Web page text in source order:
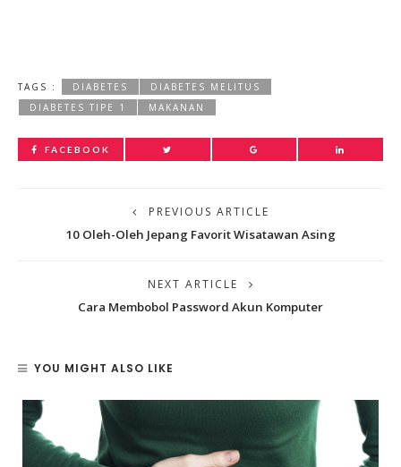
TAGS : DIABETES
DIABETES MELITUS
DIABETES TIPE 1
MAKANAN
FACEBOOK
PREVIOUS ARTICLE
10 Oleh-Oleh Jepang Favorit Wisatawan Asing
NEXT ARTICLE
Cara Membobol Password Akun Komputer
YOU MIGHT ALSO LIKE